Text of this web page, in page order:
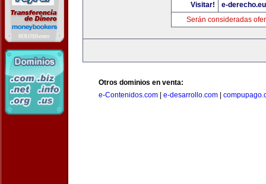
Visitar!
e-derecho.eu
Serán consideradas
Otros dominios en venta:
e-Contenidos.com
e-desarrollo.com